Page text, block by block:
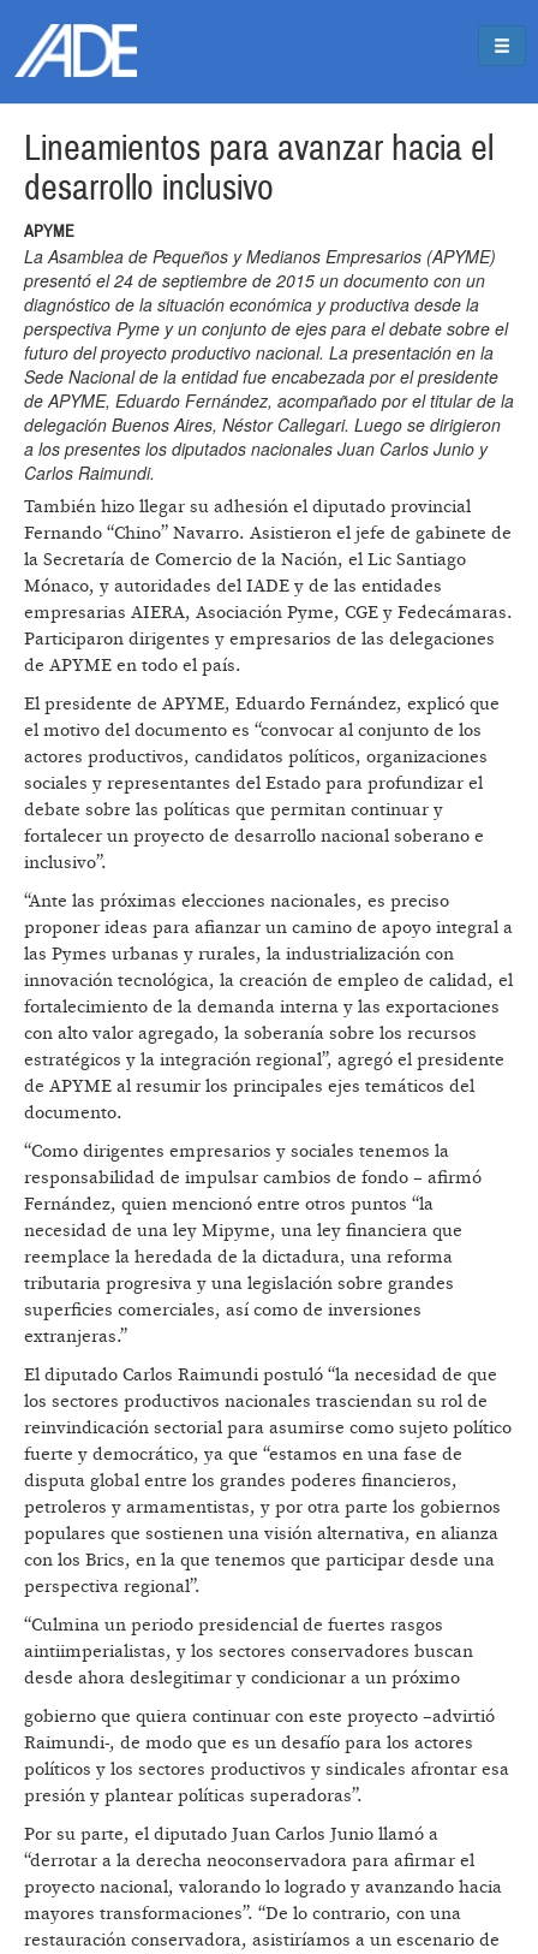
Lineamientos para avanzar hacia el
desarrollo inclusivo
APYME
La Asamblea de Pequeños y Medianos Empresarios (APYME)
presentó el 24 de septiembre de 2015 un documento con un
diagnóstico de la situación económica y productiva desde la
perspectiva Pyme y un conjunto de ejes para el debate sobre el
futuro del proyecto productivo nacional. La presentación en la
Sede Nacional de la entidad fue encabezada por el presidente
de APYME, Eduardo Fernández, acompañado por el titular de la
delegación Buenos Aires, Néstor Callegari. Luego se dirigieron
a los presentes los diputados nacionales Juan Carlos Junio y
Carlos Raimundi.
También hizo llegar su adhesión el diputado provincial
Fernando “Chino” Navarro. Asistieron el jefe de gabinete de
la Secretaría de Comercio de la Nación, el Lic Santiago
Mónaco, y autoridades del IADE y de las entidades
empresarias AIERA, Asociación Pyme, CGE y Fedecámaras.
Participaron dirigentes y empresarios de las delegaciones
de APYME en todo el país.
El presidente de APYME, Eduardo Fernández, explicó que
el motivo del documento es “convocar al conjunto de los
actores productivos, candidatos políticos, organizaciones
sociales y representantes del Estado para profundizar el
debate sobre las políticas que permitan continuar y
fortalecer un proyecto de desarrollo nacional soberano e
inclusivo”.
“Ante las próximas elecciones nacionales, es preciso
proponer ideas para afianzar un camino de apoyo integral a
las Pymes urbanas y rurales, la industrialización con
innovación tecnológica, la creación de empleo de calidad, el
fortalecimiento de la demanda interna y las exportaciones
con alto valor agregado, la soberanía sobre los recursos
estratégicos y la integración regional”, agregó el presidente
de APYME al resumir los principales ejes temáticos del
documento.
“Como dirigentes empresarios y sociales tenemos la
responsabilidad de impulsar cambios de fondo – afirmó
Fernández, quien mencionó entre otros puntos “la
necesidad de una ley Mipyme, una ley financiera que
reemplace la heredada de la dictadura, una reforma
tributaria progresiva y una legislación sobre grandes
superficies comerciales, así como de inversiones
extranjeras.”
El diputado Carlos Raimundi postuló “la necesidad de que
los sectores productivos nacionales trasciendan su rol de
reinvindicación sectorial para asumirse como sujeto político
fuerte y democrático, ya que “estamos en una fase de
disputa global entre los grandes poderes financieros,
petroleros y armamentistas, y por otra parte los gobiernos
populares que sostienen una visión alternativa, en alianza
con los Brics, en la que tenemos que participar desde una
perspectiva regional”.
“Culmina un periodo presidencial de fuertes rasgos
aintiimperialistas, y los sectores conservadores buscan
desde ahora deslegitimar y condicionar a un próximo
gobierno que quiera continuar con este proyecto –advirtió
Raimundi-, de modo que es un desafío para los actores
políticos y los sectores productivos y sindicales afrontar esa
presión y plantear políticas superadoras”.
Por su parte, el diputado Juan Carlos Junio llamó a
“derrotar a la derecha neoconservadora para afirmar el
proyecto nacional, valorando lo logrado y avanzando hacia
mayores transformaciones”. “De lo contrario, con una
restauración conservadora, asistiríamos a un escenario de